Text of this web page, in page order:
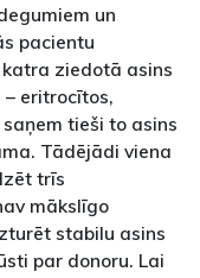
un
pacientu
ziedotā asins
eritrocītos,
tieši to asins
Tādējādi viena
trīs
mākslīgo
stabilu asins
par donoru. Lai